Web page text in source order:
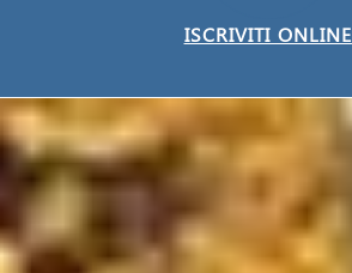
ISCRIVITI ONLINE